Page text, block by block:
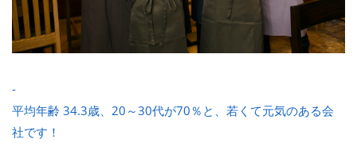
-
平均年齢 34.3歳、20～30代が70％と、若くて元気のある会
社です！